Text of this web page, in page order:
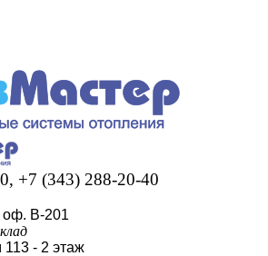
+7 (343) 288-20-40
оф. В-201
- 2 этаж